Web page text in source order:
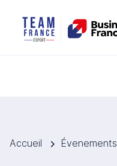
Accueil Évenements